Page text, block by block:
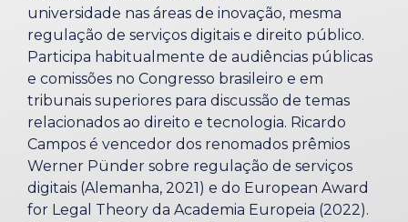
universidade nas áreas de inovação, mesma
regulação de serviços digitais e direito público.
Participa habitualmente de audiências públicas
e comissões no Congresso brasileiro e em
tribunais superiores para discussão de temas
relacionados ao direito e tecnologia. Ricardo
Campos é vencedor dos renomados prêmios
Werner Pünder sobre regulação de serviços
digitais (Alemanha, 2021) e do European Award
for Legal Theory da Academia Europeia (2022).